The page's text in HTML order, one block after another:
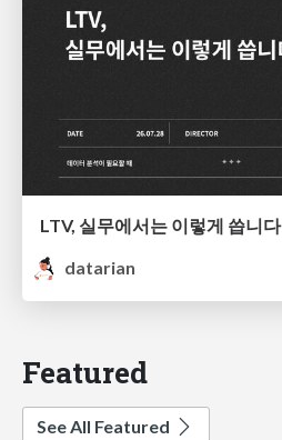
LTV, 실무에서는 이렇게 씁니다
datarian
Featured
See All Featured